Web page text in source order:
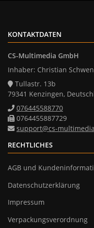
KONTAKTDATEN
CS-Multimedia GmbH
Inhaber: Christian
Tullastr. 13b
79341 Kenzingen,
076445588770
0764455887729
support@cs-
RECHTLICHES
AGB und
Datenschutzerklärung
Impressum
Verpackungsverordnung